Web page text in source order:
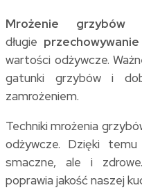
Mrożenie grzybów
długie
wartości odżywcze.
gatunki grzybów i
zamrożeniem.
Techniki mrożenia
odżywcze. Dzięki
smaczne, ale i
poprawia jakość naszej